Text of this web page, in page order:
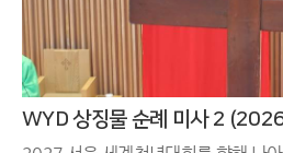
WYD 상징물 순례 미사 2